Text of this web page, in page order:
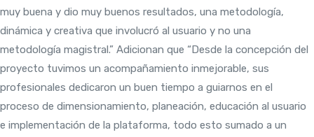
muy buena y dio muy buenos resultados, una metodología,
dinámica y creativa que involucró al usuario y no una
metodología magistral.” Adicionan que “Desde la concepción del
proyecto tuvimos un acompañamiento inmejorable, sus
profesionales dedicaron un buen tiempo a guiarnos en el
proceso de dimensionamiento, planeación, educación al usuario
e implementación de la plataforma, todo esto sumado a un